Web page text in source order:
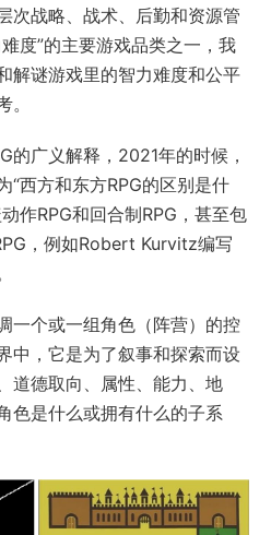
次战略、战术、后勤和资源管
度”的主要游戏品类之一，我
解谜游戏里的智力难度和公平
的广义解释，2021年的时候，
“西方和东方RPG的区别是什
作RPG和回合制RPG，甚至包
，例如Robert Kurvitz编写
一个或一组角色（阵营）的控
中，它是为了叙事和探索而设
道德取向、属性、能力、地
色是什么或拥有什么的子系